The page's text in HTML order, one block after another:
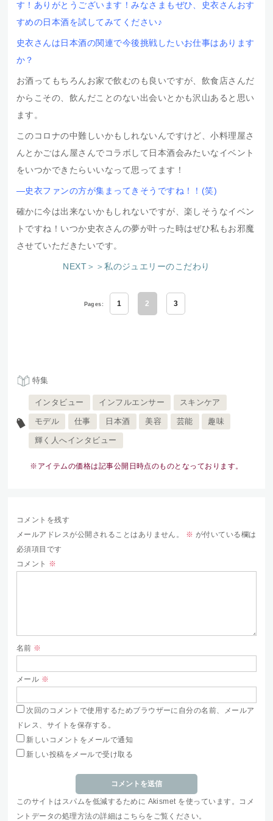
す！ありがとうございます！みなさまもぜひ、史衣さんおす
すめの日本酒を試してみてください♪
史衣さんは日本酒の関連で今後挑戦したいお仕事はあります
か？
お酒ってもちろんお家で飲むのも良いですが、飲食店さんだ
からこその、飲んだことのない出会いとかも沢山あると思い
ます。
このコロナの中難しいかもしれないんですけど、小料理屋さ
んとかごはん屋さんでコラボして日本酒会みたいなイベント
をいつかできたらいいなって思ってます！
―史衣ファンの方が集まってきそうですね！！(笑)
確かに今は出来ないかもしれないですが、楽しそうなイベン
トですね！いつか史衣さんの夢が叶った時はぜひ私もお邪魔
させていただきたいです。
NEXT＞＞私のジュエリーのこだわり
Pages: 1 2 3
特集
インタビュー インフルエンサー スキンケア
モデル 仕事 日本酒 美容 芸能 趣味
輝く人へインタビュー
※アイテムの価格は記事公開日時点のものとなっております。
コメントを残す
メールアドレスが公開されることはありません。
※ が付いている欄は
必須項目です
コメント ※
名前 ※
メール ※
次回のコメントで使用するためブラウザーに自分の名前、メールア
ドレス、サイトを保存する。
新しいコメントをメールで通知
新しい投稿をメールで受け取る
このサイトはスパムを低減するために Akismet を使っています。
コメ
ントデータの処理方法の詳細はこちらをご覧ください。